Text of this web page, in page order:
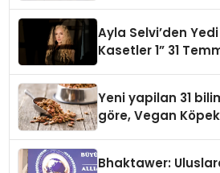
Ayla Selvi’den Yedi
Kasetler 1” 31
Yeni yapilan 31
göre, Vegan
Bhaktawer: